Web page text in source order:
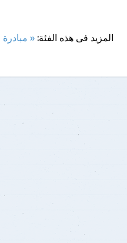
المزيد فى هذه الفئة: « مبادرة ١٠٠ مليون شجرة تبدأ من الحرم الجامعي